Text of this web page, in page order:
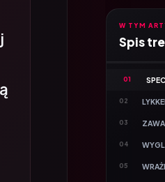
W TYM
Spis
02
03
04
05
06 JAKI